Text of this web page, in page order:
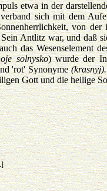
etwa in der
sich mit dem
von der
Antlitz war, und daß
das Wesenselement
solnysko) wurde der
'rot' Synonyme(krasnyj).
Gott und die heilige